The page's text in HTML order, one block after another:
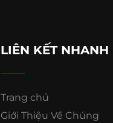
LIÊN KẾT NHANH
Trang chủ
Giới Thiệu Về Chúng